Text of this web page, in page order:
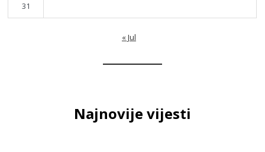
31
« Jul
Najnovije vijesti